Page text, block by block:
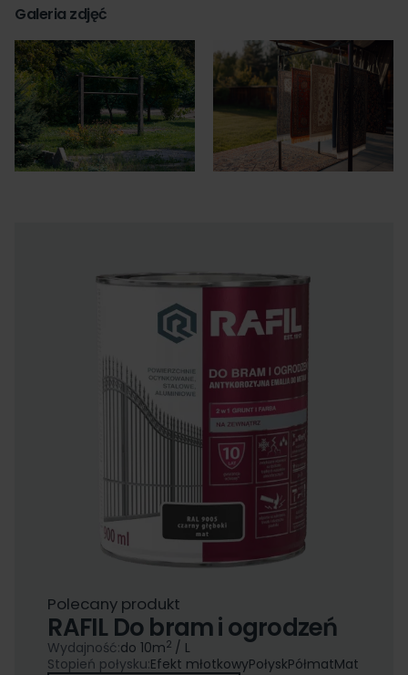
Galeria zdjęć
Polecany produkt
RAFIL Do bram i ogrodzeń
Wydajność:do 10m2 / L
Stopień połysku:Efekt młotkowyPołyskPółmatMat